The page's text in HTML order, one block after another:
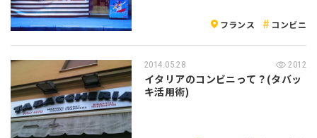
フランス コンビニ
2014.05.28 2012
イタリアのコンビニって？(タバッ
キ活用術)